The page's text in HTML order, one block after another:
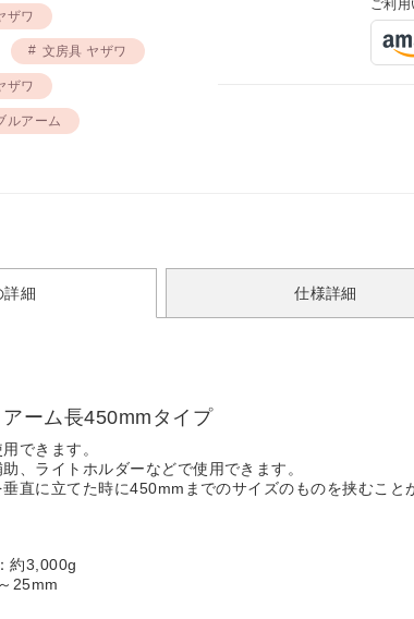
ご利
ザワ
文房具 ヤザワ
ザワ
ルアーム
詳細 仕様詳細
ーム長450mmタイプ
できます。
、ライトホルダーなどで使用できます。
直に立てた時に450mmまでのサイズのものを挟むこと
約3,000g
25mm